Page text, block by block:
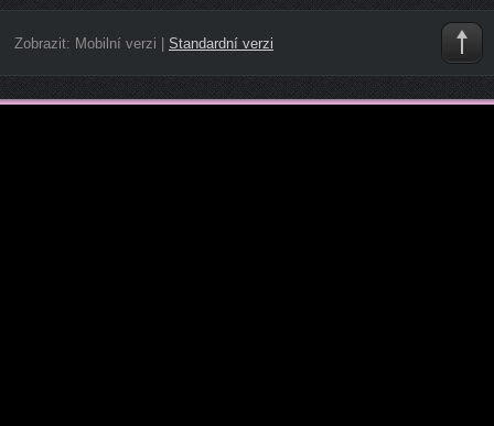
Zobrazit: Mobilní verzi Standardní verzi